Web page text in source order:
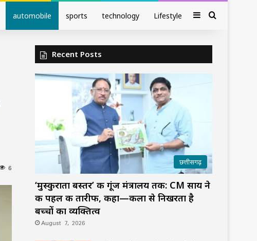
automobile sports technology Lifestyle SidebarSearch
6
Recent Posts
छत्तीसगढ़
‘मुस्कुराता बस्तर’ की गूंज मंत्रालय तक: CM साय ने
की पहल की तारीफ, कहा—कला से निखरता है
बच्चों का व्यक्तित्व
August 7, 2026